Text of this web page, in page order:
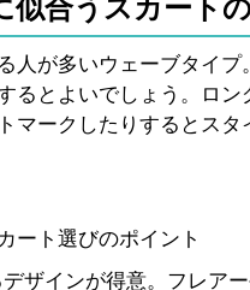
似合うスカート
人が多いウェーブタイ
るとよいでしょう。ロ
マークしたりするとス
ート選びのポイント
ザインが得意。フレア